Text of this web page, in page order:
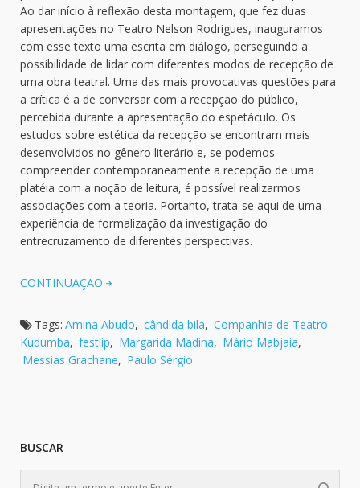
Ao dar início à reflexão desta montagem, que fez duas
apresentações no Teatro Nelson Rodrigues, inauguramos
com esse texto uma escrita em diálogo, perseguindo a
possibilidade de lidar com diferentes modos de recepção de
uma obra teatral. Uma das mais provocativas questões para
a crítica é a de conversar com a recepção do público,
percebida durante a apresentação do espetáculo. Os
estudos sobre estética da recepção se encontram mais
desenvolvidos no gênero literário e, se podemos
compreender contemporaneamente a recepção de uma
platéia com a noção de leitura, é possível realizarmos
associações com a teoria. Portanto, trata-se aqui de uma
experiência de formalização da investigação do
entrecruzamento de diferentes perspectivas.
CONTINUAÇÃO
Tags: Amina Abudo, cândida bila, Companhia de Teatro
Kudumba, festlip, Margarida Madina, Mário Mabjaia,
Messias Grachane, Paulo Sérgio
BUSCAR